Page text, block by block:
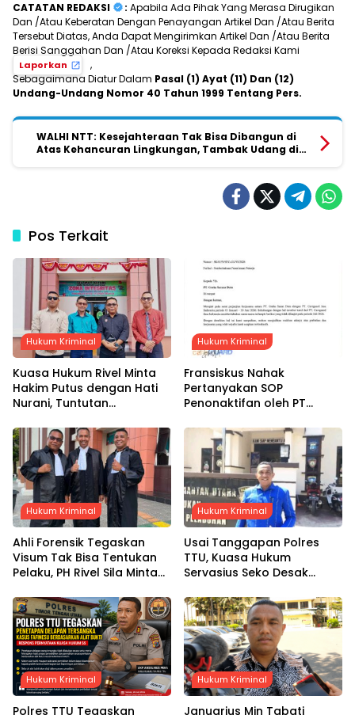
CATATAN REDAKSI : Apabila Ada Pihak Yang Merasa Dirugikan
Dan /Atau Keberatan Dengan Penayangan Artikel Dan /Atau Berita
Tersebut Diatas, Anda Dapat Mengirimkan Artikel Dan /Atau Berita
Berisi Sanggahan Dan /Atau Koreksi Kepada Redaksi Kami
Laporkan
,
Sebagaimana Diatur Dalam Pasal (1) Ayat (11) Dan (12)
Undang-Undang Nomor 40 Tahun 1999 Tentang Pers.
WALHI NTT: Kesejahteraan Tak Bisa Dibangun di
Atas Kehancuran Lingkungan, Tambak Udang di
Pos Terkait
Hukum Kriminal
Kuasa Hukum Rivel Minta
Hakim Putus dengan Hati
Nurani, Tuntutan
Depan
Hukum Kriminal
Fransiskus Nahak
Pertanyakan SOP
Penonaktifan oleh PT
Gaji Dua Bulan Belum
Dibayarkan
Hukum Kriminal
Ahli Forensik Tegaskan
Visum Tak Bisa Tentukan
Pelaku, PH Rivel Sila Minta
Fakta Persidangan
Hukum Kriminal
Usai Tanggapan Polres
TTU, Kuasa Hukum
Servasius Seko Desak
Bukti
Hukum Kriminal
Polres TTU Tegaskan
Hukum Kriminal
Januarius Min Tabati